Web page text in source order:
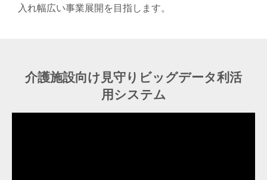
入れ幅広い事業展開を目指します。
介護施設向け見守りビッグデータ利活
用システム